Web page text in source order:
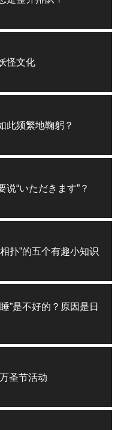
怪文化
此频繁地鞠躬？
说“いただきます”？
扑”的五个有趣小知识
”是不好的？原因是日
圣节活动